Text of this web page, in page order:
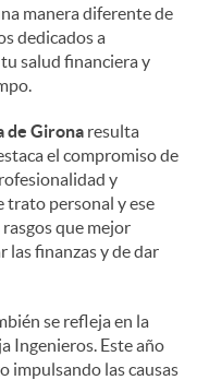
manera diferente de
dedicados a
salud financiera y
de Girona resulta
el compromiso de
y
trato personal y ese
que mejor
las finanzas y de dar
se refleja en la
Ingenieros. Este año
impulsando las causas